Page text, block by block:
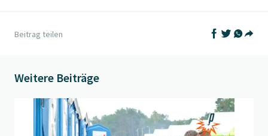
Beitrag teilen Auf Facebook
AufAuf
Weitere Beiträge
Beitrag " Festivalsommer " öffnen